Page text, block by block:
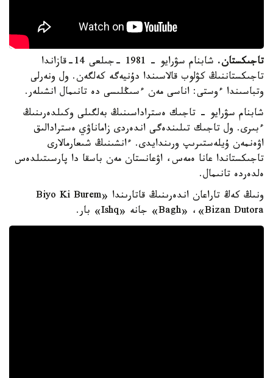
تاجىكستان.
شابنام سۋرايو - 1981 -جىلعى 14-قازاندا
تاجىكستاننىڭ كۋلوب قالاسىندا دۇنيەگە كەلگەن. ول ونەرلى
وتباسىندا ءوستى: اناسى مەن ءسىڭلىسى دە تانىمال انشىلەر.
شابنام سۋرايو - تاجىك ەستراداسىنىڭ بەلگىلى وكىلدەرىنىڭ
ءبىرى. ول تاجىك تىلىندەگى اندەردى زاماناۋي ەسترادالىق
اۋەنمەن ۇيلەستىرىپ ورىندايدى. ءانشىنىڭ شىعارمالارى
تاجىكستاندا عانا ەمەس، اۋعانستان مەن باسقا دا پارسىتىلدەس
ەلدەردە تانىمال.
ونىڭ كەڭ تاراعان اندەرىنىڭ قاتارىندا «Biyo Ki Burem
Bagh» ،«Bizan Dutora» جانە «Ishq» بار.